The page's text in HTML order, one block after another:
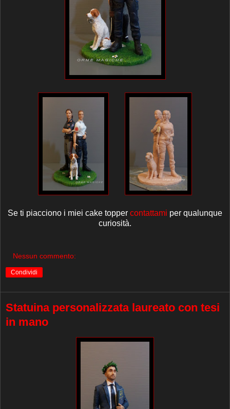
Se ti piacciono i miei cake topper contattami per qualunque
curiosità.
Nessun commento:
Condividi
Statuina personalizzata laureato con tesi
in mano